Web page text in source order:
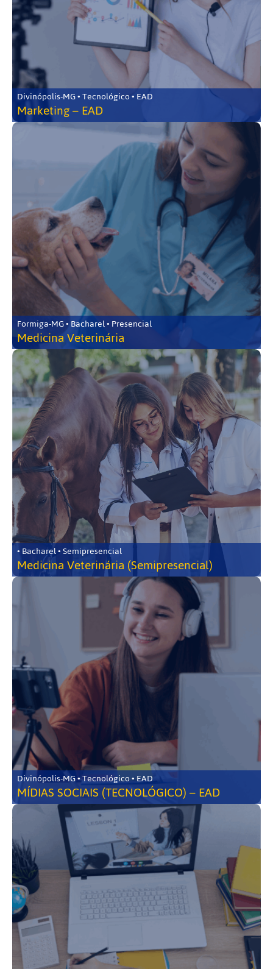
Divinópolis-MG • Tecnológico • EAD
Marketing – EAD
Formiga-MG • Bacharel • Presencial
Medicina Veterinária
• Bacharel • Semipresencial
Medicina Veterinária (Semipresencial)
Divinópolis-MG • Tecnológico • EAD
MÍDIAS SOCIAIS (TECNOLÓGICO) – EAD